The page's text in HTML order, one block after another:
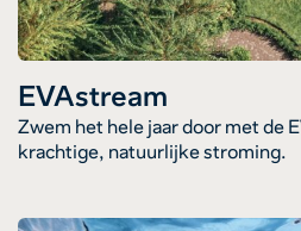
EVAstream
Zwem het hele jaar door met de
krachtige, natuurlijke stroming.